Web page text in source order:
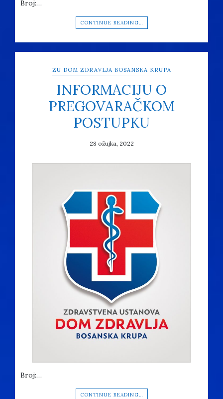
Broj:…
CONTINUE READING…
ZU DOM ZDRAVLJA BOSANSKA KRUPA
INFORMACIJU O
PREGOVARAČKOM
POSTUPKU
28 ožujka, 2022
Broj:…
CONTINUE READING…